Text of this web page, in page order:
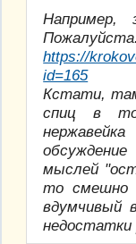
Например,
https://
id=165
Кстати,
спиц в
мыслей
то смешно
вдумчивый
недостатки